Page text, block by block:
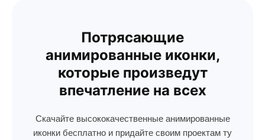
Потрясающие
анимированные иконки,
которые произведут
впечатление на всех
Скачайте высококачественные анимированные
иконки бесплатно и придайте своим проектам ту